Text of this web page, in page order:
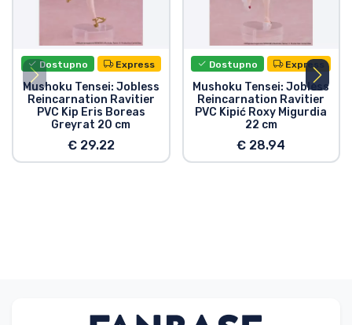
Dostupno Express
Mushoku Tensei: Jobless
Reincarnation Ravitier
PVC Kip Eris Boreas
Greyrat 20 cm
€ 29.22
Dostupno Express
Mushoku Tensei: Jobless
Reincarnation Ravitier
PVC Kipić Roxy Migurdia
22 cm
€ 28.94